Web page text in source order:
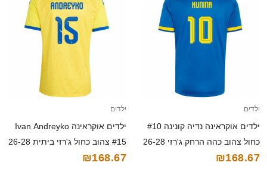
ילדים
ילדים אוקראינה נדיה קונינה #10
כחול צהוב כהה הרחק ג'רזי 26-28
חולצה קצרה
₪168.67
ילדים
ילדים אוקראינה Ivan Andreyko
#15 צהוב כחול ג'רזי ביתית 26-28
חולצה קצרה
₪168.67